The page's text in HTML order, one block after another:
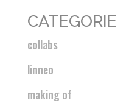
CATEGORIE
collabs
linneo
making of